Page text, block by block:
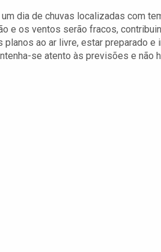
dia de chuvas localizadas com
e os ventos serão fracos,
ao ar livre, estar preparado
se atento às previsões e